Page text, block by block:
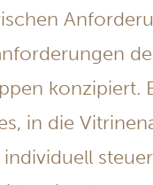
konzipiert.
in die